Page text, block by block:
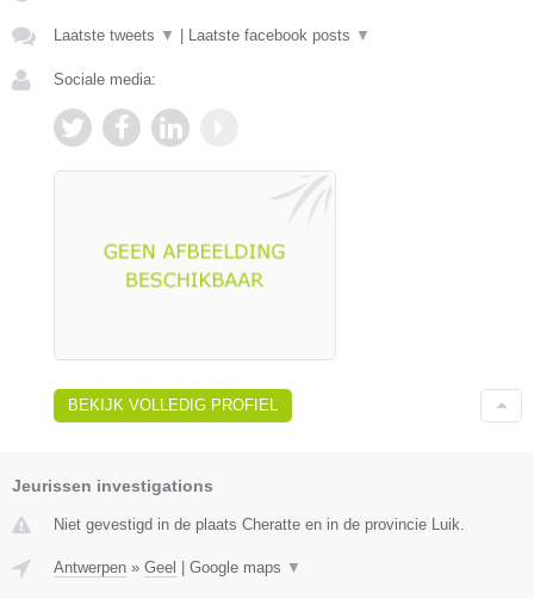
Laatste tweets ▼ Laatste facebook posts ▼
Sociale media:
BEKIJK VOLLEDIG PROFIEL
Jeurissen investigations
Niet gevestigd in de plaats Cheratte en in de provincie Luik.
Antwerpen » Geel | Google maps ▼